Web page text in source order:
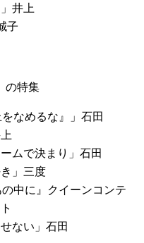
井上
子
の特集
なめるな』」石田
ムで決まり」石田
」三度
中に』クイーンコンテ
ない」石田